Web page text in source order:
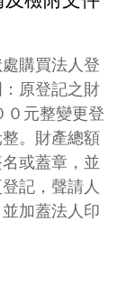
購買法人登
原登記之財
０元整變更登
。財產總額
或蓋章，並
記，聲請人
加蓋法人印